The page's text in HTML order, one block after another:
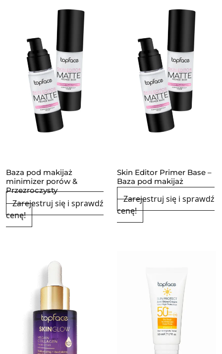
Baza pod makijaż
minimizer porów &
Przezroczysty
Zarejestruj się i sprawdź
cenę!
Skin Editor Primer Base –
Baza pod makijaż
Zarejestruj się i sprawdź
cenę!